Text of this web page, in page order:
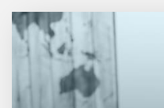
Creamos soluciones